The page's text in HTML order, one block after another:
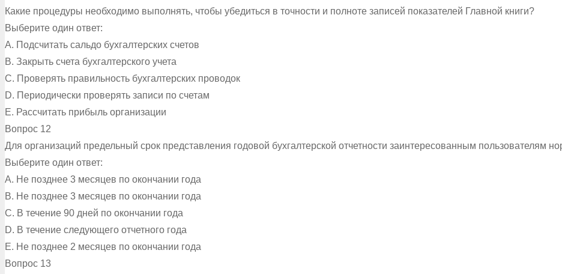
Какие процедуры необходимо выполнять, чтобы убедиться в точности и полноте записей показателей Главной книги?
Выберите один ответ:
A. Подсчитать сальдо бухгалтерских счетов
B. Закрыть счета бухгалтерского учета
C. Проверять правильность бухгалтерских проводок
D. Периодически проверять записи по счетам
E. Рассчитать прибыль организации
Вопрос 12
Для организаций предельный срок представления годовой бухгалтерской отчетности заинтересованным пользователям
Выберите один ответ:
A. Не позднее 3 месяцев по окончании года
B. Не позднее 3 месяцев по окончании года
C. В течение 90 дней по окончании года
D. В течение следующего отчетного года
E. Не позднее 2 месяцев по окончании года
Вопрос 13